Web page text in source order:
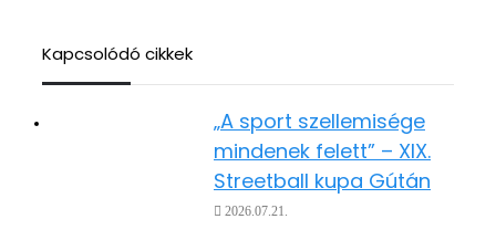
Kapcsolódó cikkek
„A sport szellemisége
mindenek felett” – XIX.
Streetball kupa Gútán
2026.07.21.